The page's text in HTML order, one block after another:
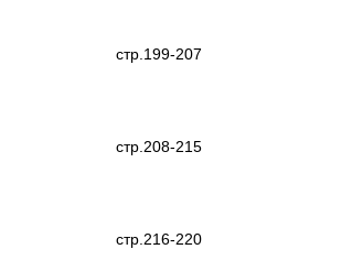
стр.199-207
стр.208-215
стр.216-220